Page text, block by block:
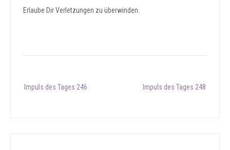
Erlaube Dir Verletzungen zu überwinden.
navigation
Impuls des Tages 246 Impuls des Tages 248